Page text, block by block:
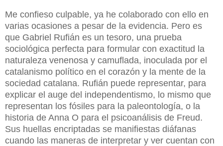
Me confieso culpable, ya he colaborado con ello en
varias ocasiones a pesar de la evidencia. Pero es
que Gabriel Rufián es un tesoro, una prueba
sociológica perfecta para formular con exactitud la
naturaleza venenosa y camuflada, inoculada por el
catalanismo político en el corazón y la mente de la
sociedad catalana. Rufián puede representar, para
explicar el auge del independentismo, lo mismo que
representan los fósiles para la paleontología, o la
historia de Anna O para el psicoanálisis de Freud.
Sus huellas encriptadas se manifiestas diáfanas
cuando las maneras de interpretar y ver cuentan con